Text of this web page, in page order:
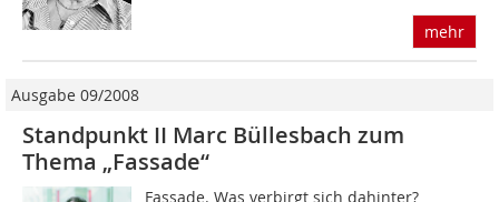
mehr
Ausgabe 09/2008
Standpunkt II Marc Büllesbach zum
Thema „Fassade“
Fassade. Was verbirgt sich dahinter?